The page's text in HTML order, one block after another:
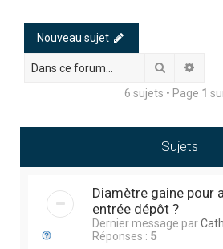
Nouveau sujet
Rechercher
6 sujets • Page 1
Sujets
Diamètre gaine pour
entrée dépôt ?
Dernier message par
Réponses : 5